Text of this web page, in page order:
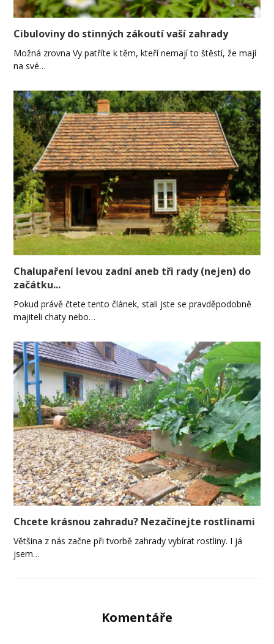
Cibuloviny do stinných zákoutí vaší zahrady
Možná zrovna Vy patříte k těm, kteří nemají to štěstí, že mají
na své…
Chalupaření levou zadní aneb tři rady (nejen) do
začátku...
Pokud právě čtete tento článek, stali jste se pravděpodobně
majiteli chaty nebo…
Chcete krásnou zahradu? Nezačínejte rostlinami
Většina z nás začne při tvorbě zahrady vybírat rostliny. I já
jsem…
Komentáře